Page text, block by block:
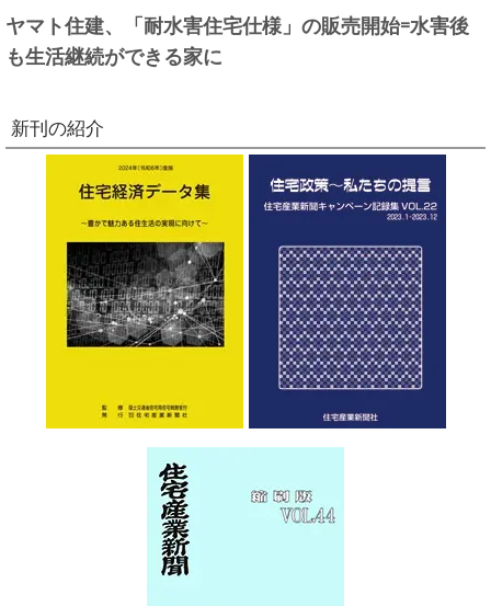
ヤマト住建、「耐水害住宅仕様」の販売開始=水害後
も生活継続ができる家に
新刊の紹介